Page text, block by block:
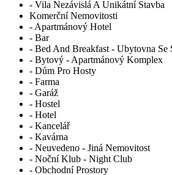
- Vila Nezávislá A Unikátní Stavba
Komerční Nemovitosti
- Apartmánový Hotel
- Bar
- Bed And Breakfast - Ubytovna Se
- Bytový - Apartmánový Komplex
- Dům Pro Hosty
- Farma
- Garáž
- Hostel
- Hotel
- Kancelář
- Kavárna
- Neuvedeno - Jiná Nemovitost
- Noční Klub - Night Club
- Obchodní Prostory